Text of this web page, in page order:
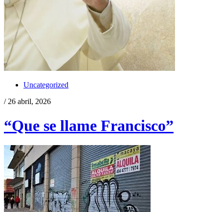
Uncategorized
/ 26 abril, 2026
“Que se llame Francisco”